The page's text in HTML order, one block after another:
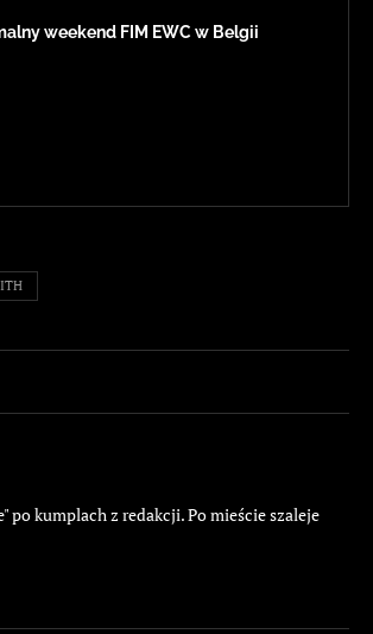
weekend FIM EWC w Belgii
po kumplach z redakcji. Po mieście szaleje